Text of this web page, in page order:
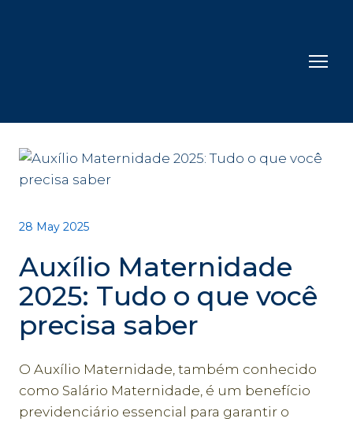
28 May 2025
Auxílio Maternidade
2025: Tudo o que você
precisa saber
O Auxílio Maternidade, também conhecido
como Salário Maternidade, é um benefício
previdenciário essencial para garantir o